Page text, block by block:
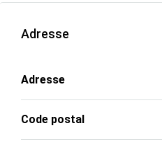
Adresse
Adresse
Code postal